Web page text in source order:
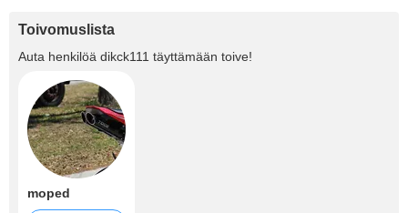
Toivomuslista
Auta henkilöä dikck111 täyttämään toive!
moped